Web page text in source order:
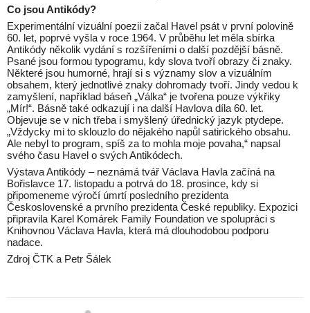
Co jsou Antikódy?
Experimentální vizuální poezii začal Havel psát v první polovině
60. let, poprvé vyšla v roce 1964. V průběhu let měla sbírka
Antikódy několik vydání s rozšířeními o další pozdější básně.
Psané jsou formou typogramu, kdy slova tvoří obrazy či znaky.
Některé jsou humorné, hrají si s významy slov a vizuálním
obsahem, který jednotlivé znaky dohromady tvoří. Jindy vedou k
zamyšlení, například báseň „Válka“ je tvořena pouze výkřiky
„Mír!“. Básně také odkazují i na další Havlova díla 60. let.
Objevuje se v nich třeba i smyšlený úřednický jazyk ptydepe.
„Vždycky mi to sklouzlo do nějakého napůl satirického obsahu.
Ale nebyl to program, spíš za to mohla moje povaha,“ napsal
svého času Havel o svých Antikódech.
Výstava Antikódy – neznámá tvář Václava Havla začíná na
Bořislavce 17. listopadu a potrvá do 18. prosince, kdy si
připomeneme výročí úmrtí posledního prezidenta
Československé a prvního prezidenta České republiky. Expozici
připravila Karel Komárek Family Foundation ve spolupráci s
Knihovnou Václava Havla, která má dlouhodobou podporu
nadace.
Zdroj ČTK a Petr Šálek